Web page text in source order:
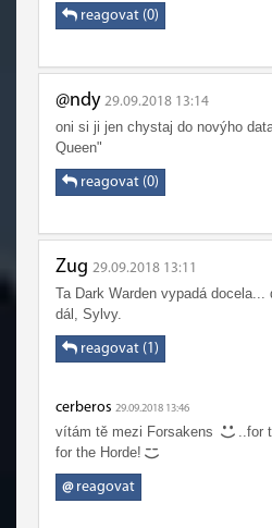
mít v tomhle nějaký rozměr, tak
nesnášet navzájem. Kvůli tomu
dal Blizzard lepší důvod pro
horďákům, byli bychom dnes
reagovat (0)
@ndy 29.09.2018 13:14
oni si ji jen chystaj do novýho
Queen"
reagovat (0)
Zug 29.09.2018 13:11
Ta Dark Warden vypadá
dál, Sylvy.
reagovat (1)
cerberos 29.09.2018 13:46
vítám tě mezi Forsakens
for the Horde!
@reagovat